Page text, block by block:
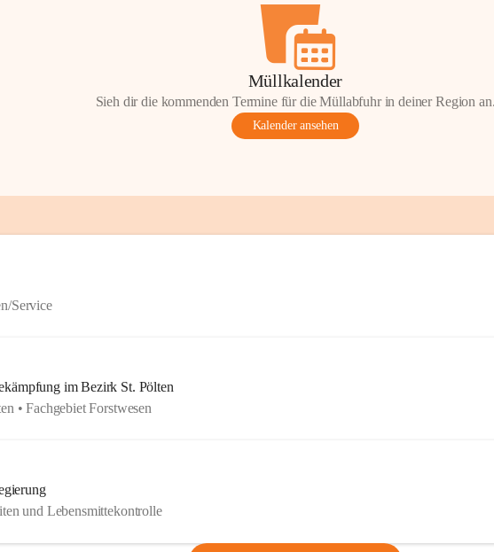
Müllkalender
Sieh dir die kommenden Termine für die Müllabfuhr in deiner Region
Kalender ansehen
Service
im Bezirk St. Pölten
• Fachgebiet Forstwesen
und Lebensmittekontrolle